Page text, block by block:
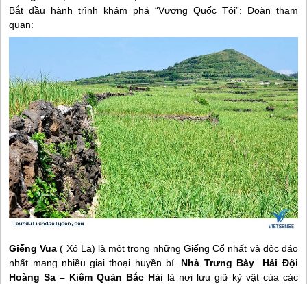
Bắt đầu hành trình khám phá “Vương Quốc Tỏi”: Đoàn tham
quan:
Giếng Vua ( Xó La) là một trong những Giếng Cổ nhất và độc đáo
nhất mang nhiều giai thoại huyền bí. Nhà Trưng Bày Hải Đội
Hoàng Sa – Kiêm Quản Bắc Hải là nơi lưu giữ kỷ vật của các